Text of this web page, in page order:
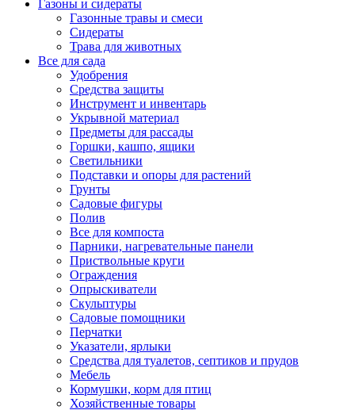
Газоны и сидераты
Газонные травы и смеси
Сидераты
Трава для животных
Все для сада
Удобрения
Средства защиты
Инструмент и инвентарь
Укрывной материал
Предметы для рассады
Горшки, кашпо, ящики
Светильники
Подставки и опоры для растений
Грунты
Садовые фигуры
Полив
Все для компоста
Парники, нагревательные панели
Приствольные круги
Ограждения
Опрыскиватели
Скульптуры
Садовые помощники
Перчатки
Указатели, ярлыки
Средства для туалетов, септиков и прудов
Мебель
Кормушки, корм для птиц
Хозяйственные товары